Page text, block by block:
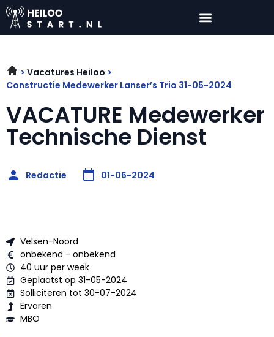
Vacatures Heiloo
Constructie Medewerker Lanser’s Trio 31-05-2024
VACATURE Medewerker
Technische Dienst
Redactie 01-06-2024
Velsen-Noord
onbekend - onbekend
40 uur per week
Geplaatst op 31-05-2024
Solliciteren tot 30-07-2024
Ervaren
MBO